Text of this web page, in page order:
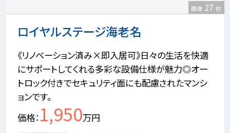
ロイヤルステージ海老名
画像 27 枚
《リノベーション済み×即入居可》日々の生活を快適
にサポートしてくれる多彩な設備仕様が魅力◎オー
トロック付きでセキュリティ面にも配慮されたマンシ
ョンです。
価格 1,950万円